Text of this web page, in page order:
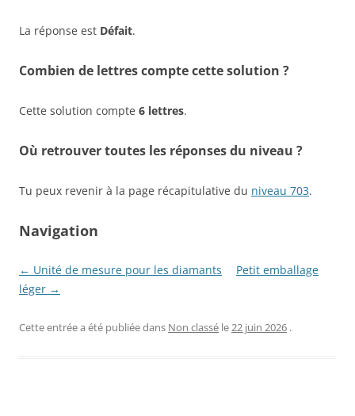
La réponse est Défait.
Combien de lettres compte cette solution ?
Cette solution compte 6 lettres.
Où retrouver toutes les réponses du niveau ?
Tu peux revenir à la page récapitulative du niveau 703.
Navigation
← Unité de mesure pour les diamants
Petit emballage
léger →
Cette entrée a été publiée dans Non classé le22 juin 2026 .